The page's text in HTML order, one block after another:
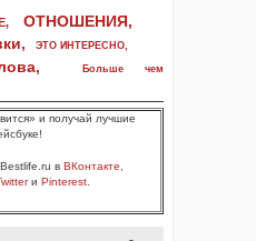
ОТНОШЕНИЯ,
, ЭТО ИНТЕРЕСНО,
Больше чем
и получай лучшие
в ВКонтакте
и Pinterest